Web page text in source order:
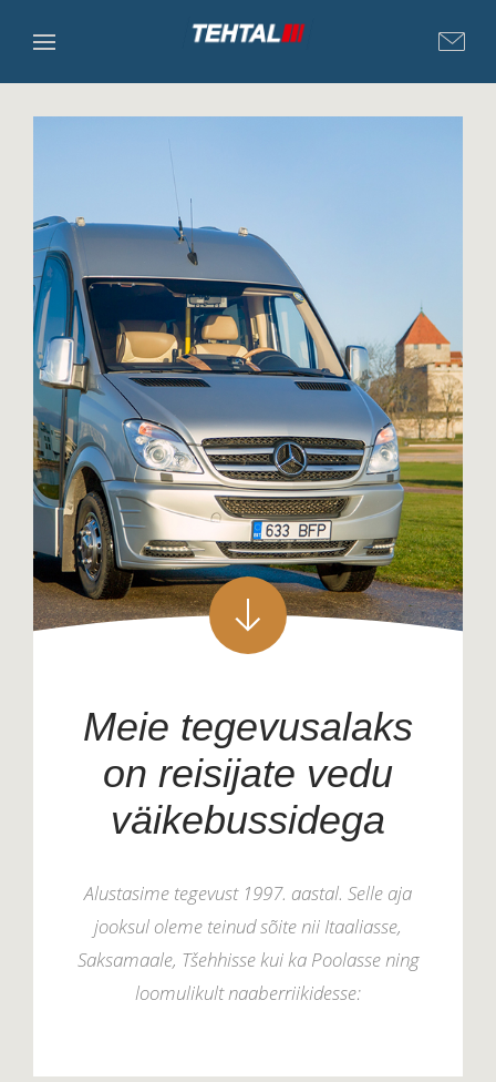
Meie tegevusalaks
on reisijate vedu
väikebussidega
Alustasime tegevust 1997. aastal. Selle aja
jooksul oleme teinud sõite nii Itaaliasse,
Saksamaale, Tšehhisse kui ka Poolasse ning
loomulikult naaberriikidesse: